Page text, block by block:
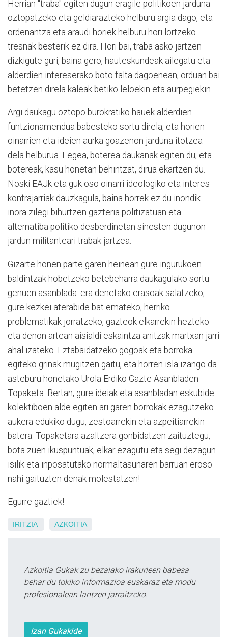
Herrian "traba" egiten dugun eragile politikoen jarduna
oztopatzeko eta geldiarazteko helburu argia dago, eta
ordenantza eta araudi horiek helburu hori lortzeko
tresnak besterik ez dira. Hori bai, traba asko jartzen
dizkigute guri, baina gero, hauteskundeak ailegatu eta
alderdien intereserako boto falta dagoenean, orduan bai
betetzen direla kaleak betiko leloekin eta aurpegiekin.
Argi daukagu oztopo burokratiko hauek alderdien
funtzionamendua babesteko sortu direla, eta horien
oinarrien eta ideien aurka goazenon jarduna itotzea
dela helburua. Legea, boterea daukanak egiten du; eta
botereak, kasu honetan behintzat, dirua ekartzen du.
Noski EAJk eta guk oso oinarri ideologiko eta interes
kontrajarriak dauzkagula, baina horrek ez du inondik
inora zilegi bihurtzen gazteria politizatuan eta
alternatiba politiko desberdinetan sinesten dugunon
jardun militanteari trabak jartzea.
Gizarte honen parte garen heinean gure ingurukoen
baldintzak hobetzeko betebeharra daukagulako sortu
genuen asanblada: era denetako erasoak salatzeko,
gure kezkei aterabide bat emateko, herriko
problematikak jorratzeko, gazteok elkarrekin hezteko
eta denon artean aisialdi eskaintza anitzak martxan jarri
ahal izateko. Eztabaidatzeko gogoak eta borroka
egiteko grinak mugitzen gaitu, eta horren isla izango da
asteburu honetako Urola Erdiko Gazte Asanbladen
Topaketa. Bertan, gure ideiak eta asanbladan eskubide
kolektiboen alde egiten ari garen borrokak ezagutzeko
aukera edukiko dugu, zestoarrekin eta azpeitiarrekin
batera. Topaketara azaltzera gonbidatzen zaituztegu,
bota zuen ikuspuntuak, elkar ezagutu eta segi dezagun
isilik eta inposatutako normaltasunaren barruan eroso
nahi gaituzten denak molestatzen!
Egurre gaztiek!
IRITZIA AZKOITIA
Azkoitia Gukak zu bezalako irakurleen babesa
behar du tokiko informazioa euskaraz eta modu
profesionalean lantzen jarraitzeko.
Izan Gukakide